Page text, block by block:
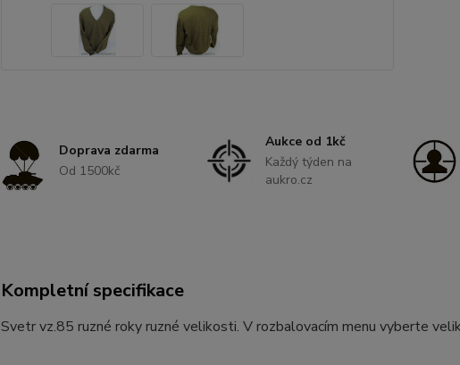
Doprava zdarma
Od 1500kč
Aukce od 1kč
Každý týden na
aukro.cz
Kompletní specifikace
Svetr vz.85 ruzné roky ruzné velikosti. V rozbalovacím menu vyberte